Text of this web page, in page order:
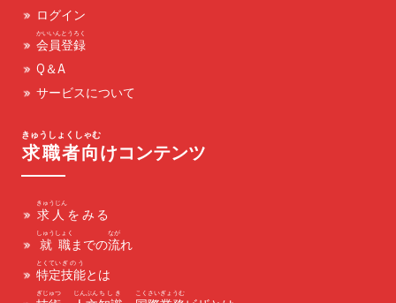
ログイン
会員
かいいん
登録
とうろく
Q＆A
サービスについて
求職者向
きゅうしょくしゃむ
けコンテンツ
求人をみる
きゅうじん
就職
しゅうしょく
までの流
なが
れ
特定
とくてい
技能
ぎのう
とは
ぎじゅつ じんぶんちしき こくさいぎょうむ